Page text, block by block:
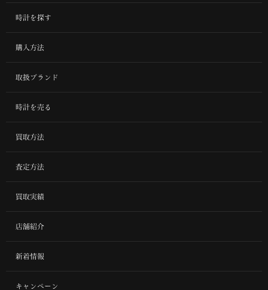
時計を探す
購入方法
取扱ブランド
時計を売る
買取方法
査定方法
買取実績
店舗紹介
新着情報
キャンペーン